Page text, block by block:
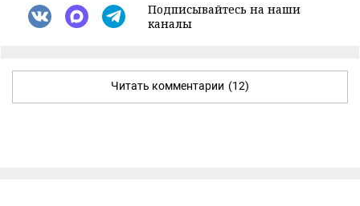
Подписывайтесь на наши
каналы
Читать комментарии (12)